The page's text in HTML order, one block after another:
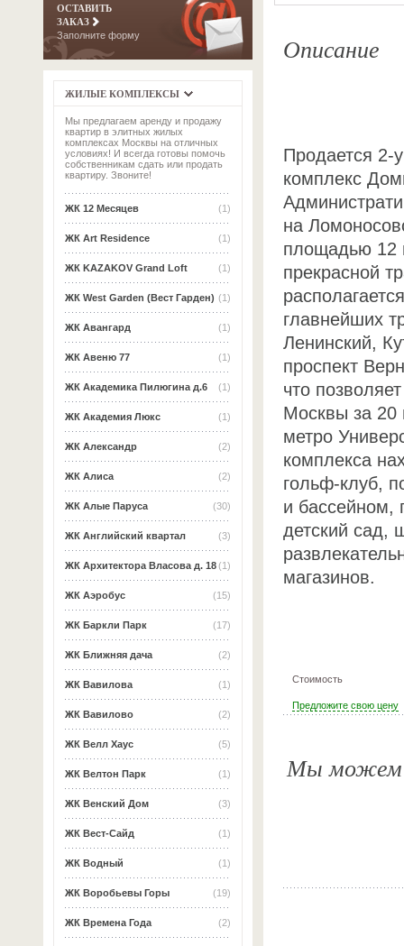
ОСТАВИТЬ
ЗАКАЗ
Заполните форму
ЖИЛЫЕ КОМПЛЕКСЫ
Мы предлагаем аренду и продажу
квартир в элитных жилых
комплексах Москвы на отличных
условиях! И всегда готовы помочь
собственникам сдать или продать
квартиру. Звоните!
(1)
ЖК 12 Месяцев
(1)
ЖК Art Residence
(1)
ЖК KAZAKOV Grand Loft
(1)
ЖК West Garden (Вест Гарден)
(1)
ЖК Авангард
(1)
ЖК Авеню 77
(1)
ЖК Академика Пилюгина д.6
(1)
ЖК Академия Люкс
(2)
ЖК Александр
(2)
ЖК Алиса
(30)
ЖК Алые Паруса
(3)
ЖК Английский квартал
(1)
ЖК Архитектора Власова д. 18
(15)
ЖК Аэробус
(17)
ЖК Баркли Парк
(2)
ЖК Ближняя дача
(1)
ЖК Вавилова
(2)
ЖК Вавилово
(5)
ЖК Велл Хаус
(1)
ЖК Велтон Парк
(3)
ЖК Венский Дом
(1)
ЖК Вест-Сайд
(1)
ЖК Водный
(19)
ЖК Воробьевы Горы
(2)
ЖК Времена Года
Описание
Продается 2-
комплекс
на
площадью 12
прекрасной
главнейших
Ленинский,
проспект
что
Москвы за 20
метро
комплекса
гольф-клуб,
и бассейном,
детский сад,
магазинов.
Стоимость
Предложите свою цену
Мы можем